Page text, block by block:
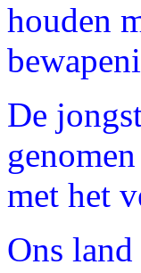
houden
De
met het
Ons